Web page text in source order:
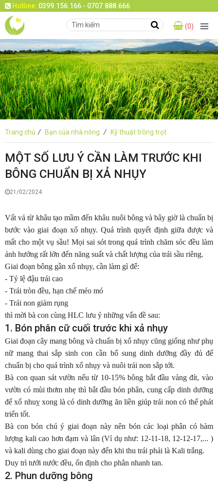
Hotline: 0399.156.166 - 0707.888.666
(0)
Trang chủ / Bạn của nhà nông / Kỹ thuật trồng trọt
MỘT SỐ LƯU Ý CẦN LÀM TRƯỚC KHI
BÔNG CHUẨN BỊ XẢ NHỤY
21/02/2024
Vất vả từ khâu tạo mầm đến khâu nuôi bông và bây giờ là chuẩn bị
bước vào giai đoạn xổ nhụy. Quá trình quyết định giữa được và
mất cho một vụ sầu! Mọi sai sót trong quá trình chăm sóc đều làm
ảnh hưởng rất lớn đến năng suất và chất lượng của trái sầu riêng.
Giai đoạn bông gần xổ nhụy, cần làm gì để:
- Tỷ lệ đậu trái cao
- Trái tròn đều, hạn chế méo mó
- Trái non giảm rụng
thì mời bà con cùng HLC lưu ý những vấn đề sau:
1. Bón phân cữ cuối trước khi xả nhụy
Giai đoạn cây mang bông và chuẩn bị xổ nhụy cũng giống như phụ
nữ mang thai sắp sinh con cần bổ sung dinh dưỡng đầy đủ để
chuẩn bị cho quá trình xổ nhụy và nuôi trái non sắp tới.
Bà con quan sát vườn nếu từ 10-15% bông bắt đầu vàng đít, vào
vườn có mùi thơm nhẹ thì bắt đầu bón phân, cung cấp dinh dưỡng
để xổ nhuỵ xong là có dinh dưỡng ăn liền giúp trái non có thể phát
triển tốt.
Bà con bón chú ý giai đoạn này nên bón các loại phân có hàm
lượng kali cao hơn đạm và lân (Ví dụ như: 12-11-18, 12-12-17,... )
và kali dùng cho giai đoạn này đến khi thu trái phải là Kali trắng.
Duy trì tưới nước đều, ổn định cho phân nhanh tan.
2. Phun dưỡng bông